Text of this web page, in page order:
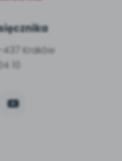
Kraków
10